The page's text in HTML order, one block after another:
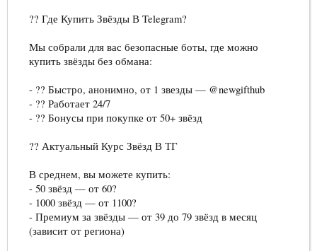
?? Где Купить Звёзды В Telegram?
Мы собрали для вас безопасные боты, где можно
купить звёзды без обмана:
- ?? Быстро, анонимно, от 1 звезды — @newgifthub
- ?? Работает 24/7
- ?? Бонусы при покупке от 50+ звёзд
?? Актуальный Курс Звёзд В ТГ
В среднем, вы можете купить:
- 50 звёзд — от 60?
- 1000 звёзд — от 1100?
- Премиум за звёзды — от 39 до 79 звёзд в месяц
(зависит от региона)